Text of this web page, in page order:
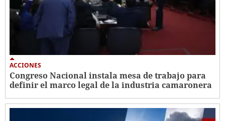
ACCIONES
Congreso Nacional instala mesa de trabajo para
definir el marco legal de la industria camaronera